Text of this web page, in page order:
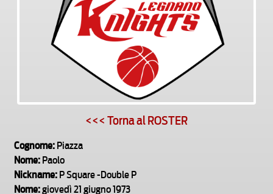
<<< Torna al ROSTER
Cognome:Piazza
Nome:Paolo
Nickname:P Square -Double P
Nome:giovedì 21 giugno 1973